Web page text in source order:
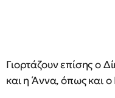
Γιορτάζουν επίσης ο
και η Άννα, όπως και